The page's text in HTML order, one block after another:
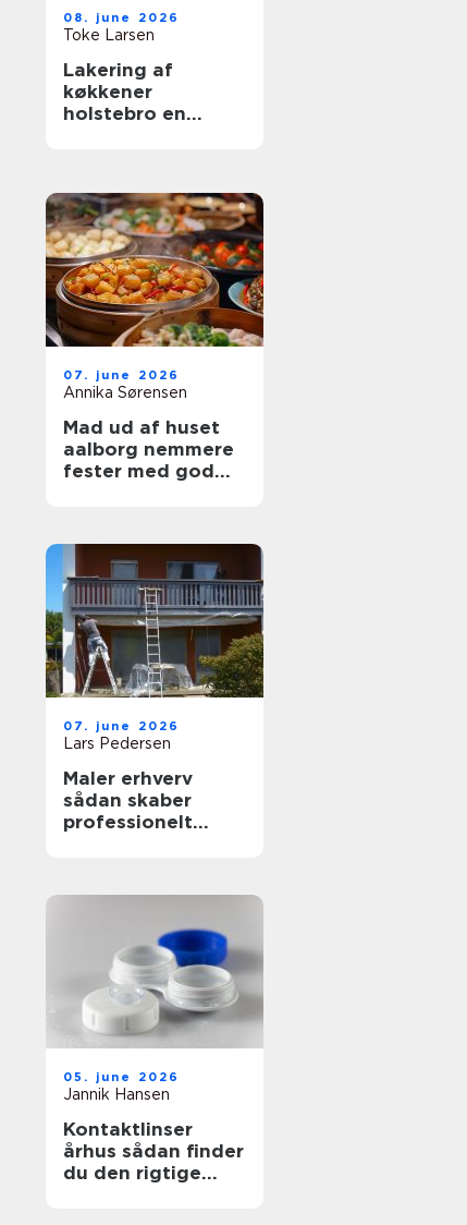
08. june 2026
Toke Larsen
Lakering af
køkkener
holstebro en
07. june 2026
Annika Sørensen
Mad ud af huset
aalborg nemmere
fester med god
07. june 2026
Lars Pedersen
Maler erhverv
sådan skaber
professionelt
05. june 2026
Jannik Hansen
Kontaktlinser
århus sådan finder
du den rigtige